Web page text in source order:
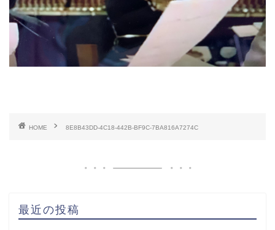
HOME 8E8B43DD-4C18-442B-BF9C-7BA816A7274C
最近の投稿